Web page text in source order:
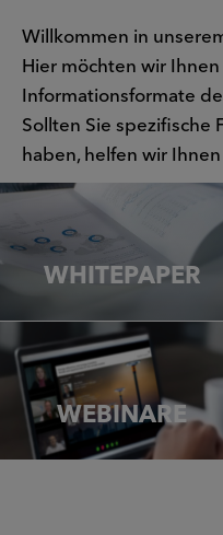
Willkommen in
Hier möchten wir
Informationsformate
Sollten Sie spezifische
haben, helfen wir
WHITEPAPER
WEBINARE